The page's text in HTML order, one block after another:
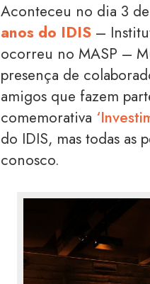
Aconteceu no dia 3
anos do IDIS –
ocorreu no MASP –
presença de
amigos que fazem
comemorativa
do IDIS, mas todas as
conosco.